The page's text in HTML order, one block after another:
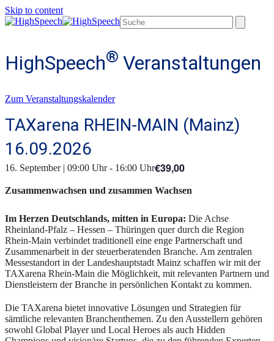
Skip to content
Open
mobile
Close
mobile
Search
HighSpeech® Veranstaltungen
Zum Veranstaltungskalender
TAXarena RHEIN-MAIN (Mainz)
16.09.2026
16. September | 09:00 Uhr- 16:00 Uhr€39,00
Zusammenwachsen und zusammen Wachsen
Im Herzen Deutschlands, mitten in Europa: Die Achse
Rheinland-Pfalz – Hessen – Thüringen quer durch die Region
Rhein-Main verbindet traditionell eine enge Partnerschaft und
Zusammenarbeit in der steuerberatenden Branche. Am zentralen
Messestandort in der Landeshauptstadt Mainz schaffen wir mit der
TAXarena Rhein-Main die Möglichkeit, mit relevanten Partnern und
Dienstleistern der Branche in persönlichen Kontakt zu kommen.
Die TAXarena bietet innovative Lösungen und Strategien für
sämtliche relevanten Branchenthemen. Zu den Ausstellern gehören
sowohl Global Player und Local Heroes als auch Hidden